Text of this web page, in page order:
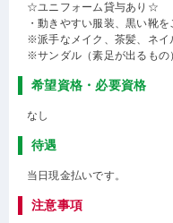
☆ユニフォーム貸与あり☆
・動きやすい服装、黒い靴
※派手なメイク、茶髪、ネイ
※サンダル（素足が出るもの
希望資格・必要資格
なし
待遇
当日現金払いです。
注意事項